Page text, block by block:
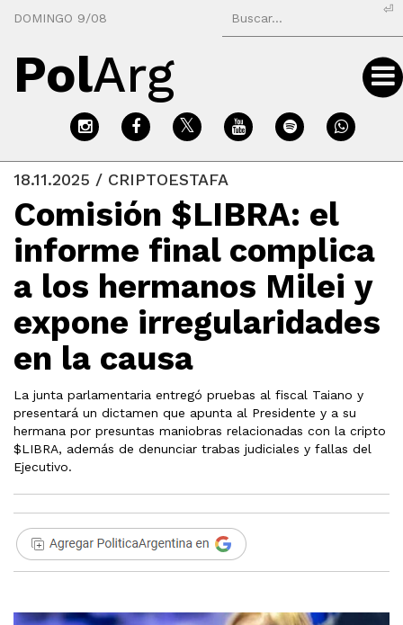
DOMINGO 9/08
⏎
PolArg
18.11.2025 / CRIPTOESTAFA
Comisión $LIBRA: el
informe final complica
a los hermanos Milei y
expone irregularidades
en la causa
La junta parlamentaria entregó pruebas al fiscal Taiano y
presentará un dictamen que apunta al Presidente y a su
hermana por presuntas maniobras relacionadas con la cripto
$LIBRA, además de denunciar trabas judiciales y fallas del
Ejecutivo.